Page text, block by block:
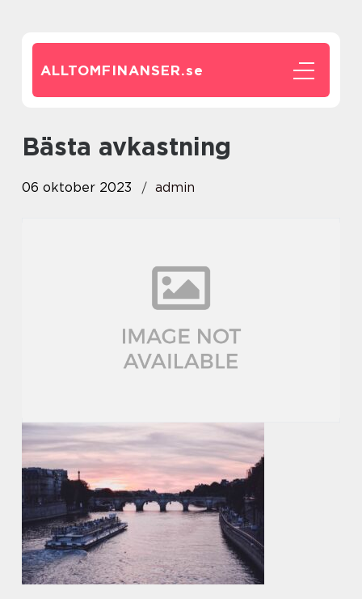
ALLTOMFINANSER.se
bästa avkastning
06 oktober 2023 admin